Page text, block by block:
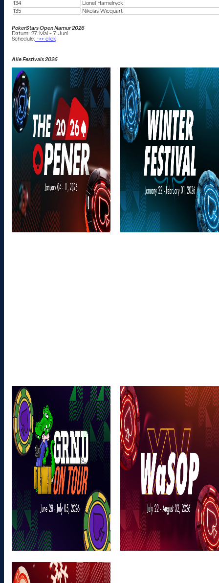
134
Lionel Hamelryck
135
Nikolas Wicquart
PokerStars Open Namur 2026
Datum: 27. Mai – 7. Juni
Schedule: –>> click
Alle Festivals 2026